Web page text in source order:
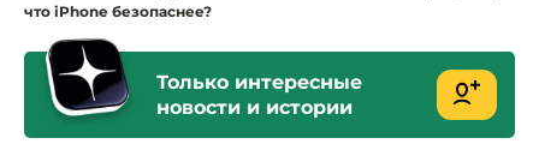
что iPhone безопаснее?
Только интересные
новости и истории